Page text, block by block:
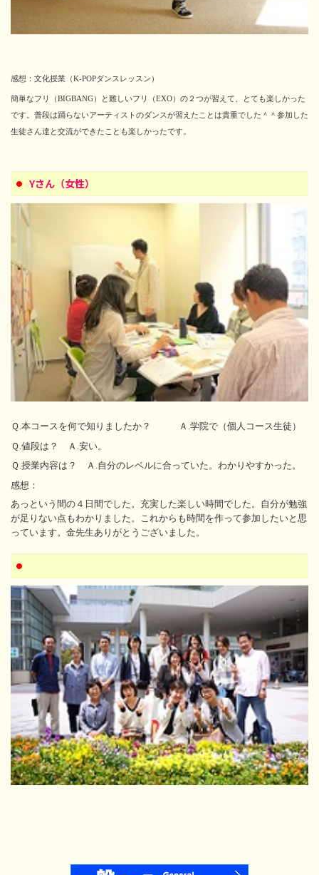
感想：文化授業（K-POPダンスレッスン）
簡単なフリ（BIGBANG）と難しいフリ（EXO）の２つが習えて、とても楽しかった
です。普段は踊らないアーティストのダンスが習えたことは貴重でした＾＾参加した
生徒さん達と交流ができたことも楽しかったです。
Yさん（女性）
Ｑ.本コースを何で知りましたか？ Ａ.学院で（個人コース生徒）
Ｑ.値段は？ Ａ.安い。
Ｑ.授業内容は？ Ａ.自分のレベルに合っていた。わかりやすかった。
感想：
あっという間の４日間でした。充実した楽しい時間でした。自分が勉強
が足りない点もわかりました。これからも時間を作って参加したいと思
っています。金先生ありがとうございました。